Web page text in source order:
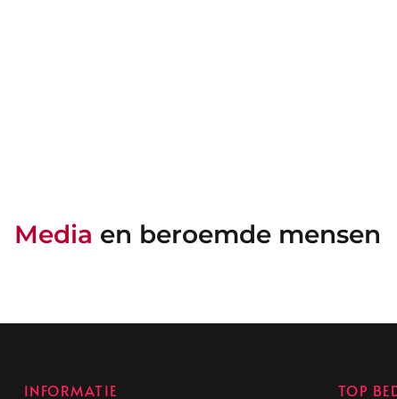
Media en beroemde mensen
INFORMATIE TOP